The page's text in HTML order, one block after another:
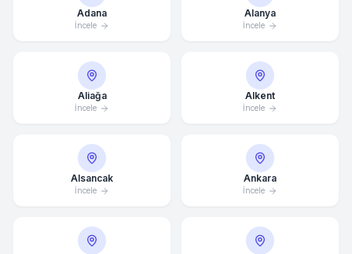
Adana
İncele
Alanya
İncele
Aliağa
İncele
Alkent
İncele
Alsancak
İncele
Ankara
İncele